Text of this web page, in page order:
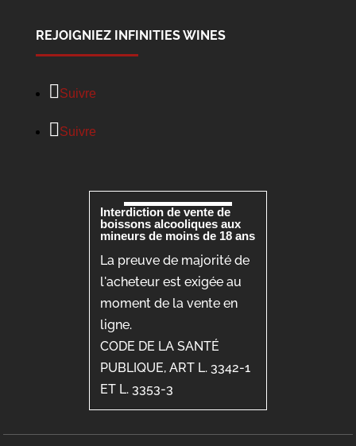
REJOIGNIEZ INFINITIES WINES
Suivre
Suivre
Interdiction de vente de
boissons alcooliques aux
mineurs de moins de 18 ans
La preuve de majorité de
l'acheteur est exigée au
moment de la vente en
ligne.
CODE DE LA SANTÉ
PUBLIQUE, ART L. 3342-1
ET L. 3353-3